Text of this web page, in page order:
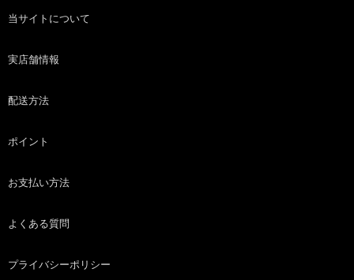
当サイトについて
実店舗情報
配送方法
ポイント
お支払い方法
よくある質問
プライバシーポリシー